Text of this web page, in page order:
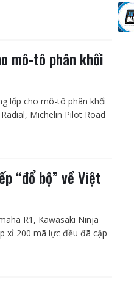
mô-tô phân khối
lốp cho mô-tô phân khối
Michelin Pilot Road
“đổ bộ” về Việt
R1, Kawasaki Ninja
xỉ 200 mã lực đều đã cập